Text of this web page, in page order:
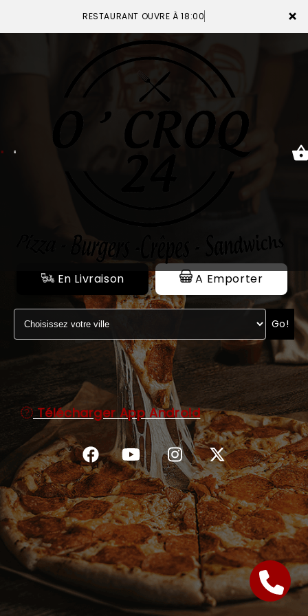
×
RESTAURANT OUVRE À 18:00
NOTRE RESTAURANT
VOS AVIS
MENTIONS LÉGALES
C.G.V
En Livraison A Emporter
Go!
Télécharger App Android